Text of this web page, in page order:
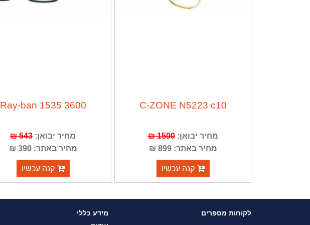
C-ZONE N5223 c10
מחיר יבואן:1500 ₪
מחיר באתר: 899 ₪
קנה עכשיו
Ray-ban 1535 3600
מחיר יבואן: 543 ₪
מחיר באתר: 390 ₪
קנה עכשיו
לקוחות מספרים
מידע כללי